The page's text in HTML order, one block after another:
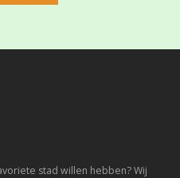
stad willen hebben? Wij